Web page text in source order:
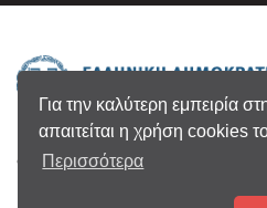
Για την καλύτερη εμπειρία
απαιτείται η χρήση cookies
Περισσότερα
© 2026 Eθνικό Κέντρο